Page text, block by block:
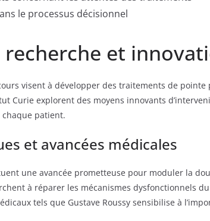
le processus décisionnel
et
visent à développer des traitements de
Curie explorent des moyens innovants
chaque patient.
et avancées médicales
une avancée prometteuse pour moduler la
à réparer les mécanismes dysfonctionnels
tels que Gustave Roussy sensibilise à